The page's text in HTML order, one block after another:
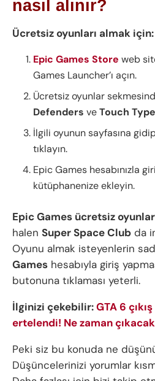
nasıl alınır?
Ücretsiz oyunları almak için:
Epic Games Store web
Games Launcher’ı açın.
Ücretsiz oyunlar
DefendersveTouch
İlgili oyunun sayfasına
tıklayın.
Epic Games hesabınızla
kütüphanenize ekleyin.
Epic Games ücretsiz oyunlar
halen Super Space Club da
Oyunu almak isteyenlerin
Games hesabıyla giriş
butonuna tıklaması yeterli.
İlginizi çekebilir:GTA 6
ertelendi! Ne zaman
Peki siz bu konuda ne
Düşüncelerinizi yorumlar